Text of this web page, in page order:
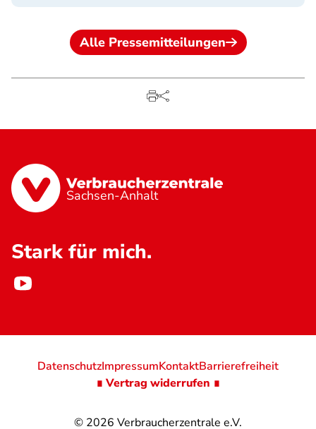
Alle Pressemitteilungen
Sachsen-Anhalt
Stark für mich.
© 2026 Verbraucherzentrale e.V.
DatenschutzImpressumKontaktBarrierefreiheit
∎ Vertrag widerrufen ∎